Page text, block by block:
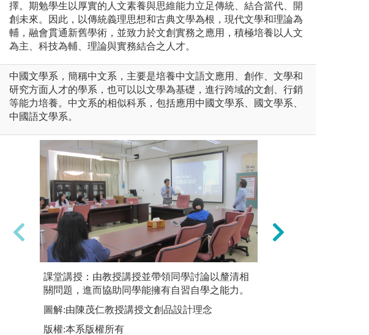
擇。期勉學生以厚實的人文素養與思維能力立足傳統、結合當代、開
創未來。因此，以傳統義理思想和古典文學為根，現代文學和理論為
輔，融會貫通新舊學術，並致力於文創實務之應用，積極培養以人文
為主、科技為輔、理論與實務結合之人才。
中國文學系，簡稱中文系，主要是培養中文語文應用、創作、文學和
研究方面人才的學系，也可以以文學為基礎，進行跨域的文創、行銷
等能力培養。中文系的相似科系，包括應用中國文學系、國文學系、
中國語文學系。
2、學習體驗：教室外進行現地教學，引導學生從
事田野調查以印證或反饋課程講授之知識。如：
民俗學、語言表述與文化溝通。
版權:國立金門大學華語文學系提供
課堂講授：由教授講授並帶領同學討論以釐清相
關問題，進而協助同學能擁有自習自學之能力。
圖解:由陳茂仁教授講授文創品設計理念
版權:本系版權所有